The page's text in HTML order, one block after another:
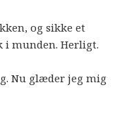
og sikke et
i munden. Herligt.
Nu glæder jeg mig